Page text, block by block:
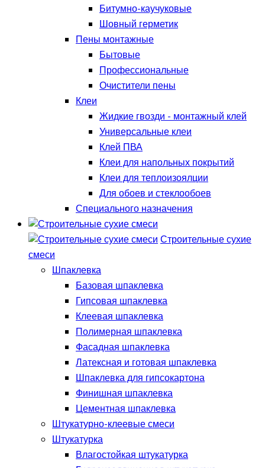
Битумно-каучуковые
Шовный герметик
Пены монтажные
Бытовые
Профессиональные
Очистители пены
Клеи
Жидкие гвозди - монтажный клей
Универсальные клеи
Клей ПВА
Клеи для напольных покрытий
Клеи для теплоизоялции
Для обоев и стеклообоев
Специального назначения
Строительные сухие
смеси
Шпаклевка
Базовая шпаклевка
Гипсовая шпаклевка
Клеевая шпаклевка
Полимерная шпаклевка
Фасадная шпаклевка
Латексная и готовая шпаклевка
Шпаклевка для гипсокартона
Финишная шпаклевка
Цементная шпаклевка
Штукатурно-клеевые смеси
Штукатурка
Влагостойкая штукатурка